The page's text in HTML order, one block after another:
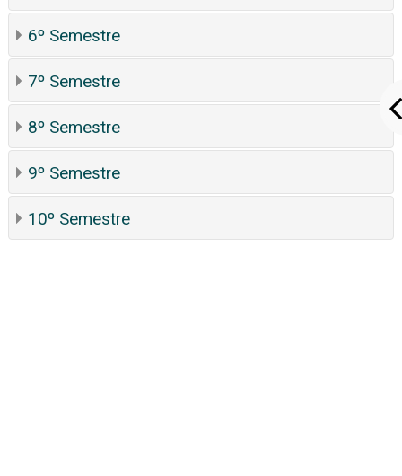
6º Semestre
7º Semestre
8º Semestre
9º Semestre
10º Semestre